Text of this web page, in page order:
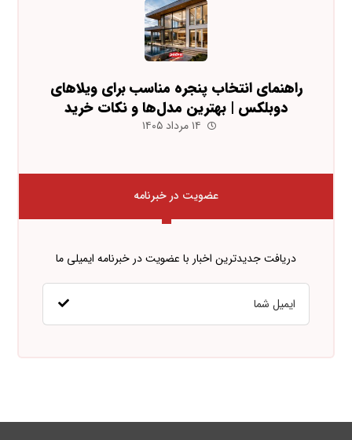
راهنمای انتخاب پنجره مناسب برای ویلاهای
دوبلکس | بهترین مدل‌ها و نکات خرید
۱۴ مرداد ۱۴۰۵
عضویت در خبرنامه
دریافت جدیدترین اخبار با عضویت در خبرنامه ایمیلی ما